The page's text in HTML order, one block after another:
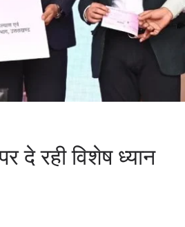
दे रही विशेष ध्यान